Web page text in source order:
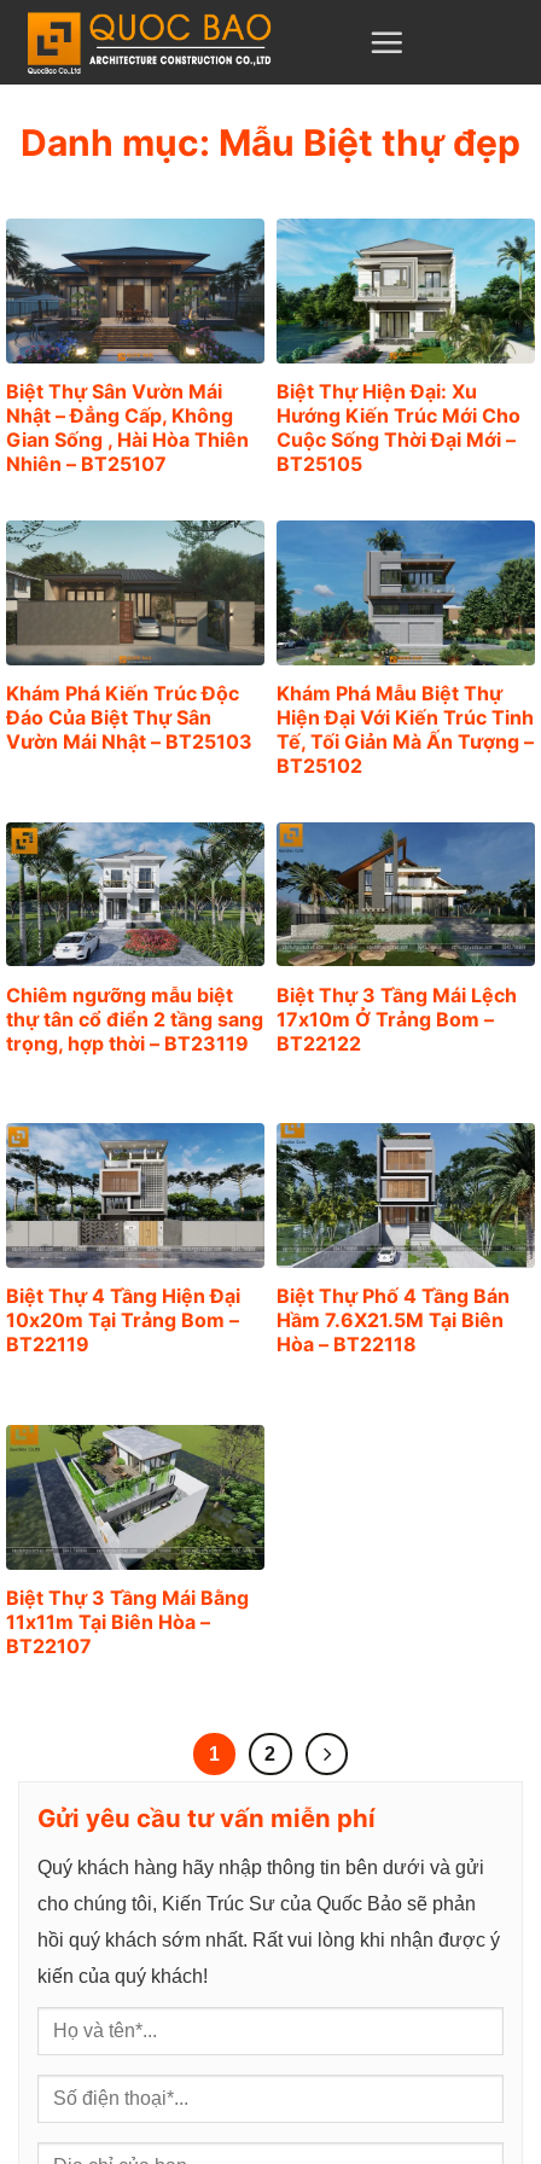
u
đ
ế
n
n
ộ
d
n
g
Danh mục: Mẫu Biệt thự đẹp
Biệt Thự Sân Vườn Mái
Nhật – Đẳng Cấp, Không
Gian Sống , Hài Hòa Thiên
Nhiên – BT25107
Biệt Thự Hiện Đại: Xu
Hướng Kiến Trúc Mới Cho
Cuộc Sống Thời Đại Mới –
BT25105
Khám Phá Kiến Trúc Độc
Đáo Của Biệt Thự Sân
Vườn Mái Nhật – BT25103
Khám Phá Mẫu Biệt Thự
Hiện Đại Với Kiến Trúc Tinh
Tế, Tối Giản Mà Ấn Tượng –
BT25102
Chiêm ngưỡng mẫu biệt
thự tân cổ điển 2 tầng sang
trọng, hợp thời – BT23119
Biệt Thự 3 Tầng Mái Lệch
17x10m Ở Trảng Bom –
BT22122
Biệt Thự 4 Tầng Hiện Đại
10x20m Tại Trảng Bom –
BT22119
Biệt Thự Phố 4 Tầng Bán
Hầm 7.6X21.5M Tại Biên
Hòa – BT22118
Biệt Thự 3 Tầng Mái Bằng
11x11m Tại Biên Hòa –
BT22107
1 2
Gửi yêu cầu tư vấn miễn phí
Quý khách hàng hãy nhập thông tin bên dưới và gửi
cho chúng tôi, Kiến Trúc Sư của Quốc Bảo sẽ phản
hồi quý khách sớm nhất. Rất vui lòng khi nhận được ý
kiến của quý khách!